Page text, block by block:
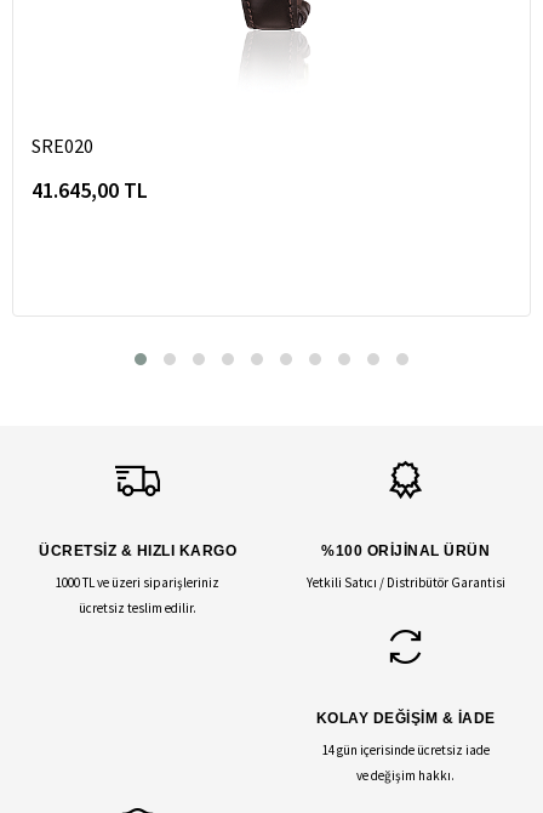
SRE020
41.645,00 TL
ÜCRETSİZ & HIZLI KARGO
1000 TL ve üzeri siparişleriniz
ücretsiz teslim edilir.
%100 ORİJİNAL ÜRÜN
Yetkili Satıcı / Distribütör Garantisi
KOLAY DEĞİŞİM & İADE
14 gün içerisinde ücretsiz iade
ve değişim hakkı.